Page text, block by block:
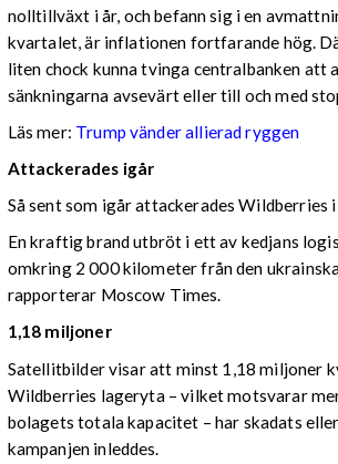
nolltillväxt i år, och befann sig i en
kvartalet, är inflationen fortfarande hög.
liten chock kunna tvinga centralbanken att
sänkningarna avsevärt eller till och med
Läs mer: Trump vänder allierad ryggen
Attackerades igår
Så sent som igår attackerades Wildberries
En kraftig brand utbröt i ett av kedjans
omkring 2 000 kilometer från den
rapporterar Moscow Times.
1,18 miljoner
Satellitbilder visar att minst 1,18 miljoner
Wildberries lageryta – vilket motsvarar
bolagets totala kapacitet – har skadats
kampanjen inleddes.